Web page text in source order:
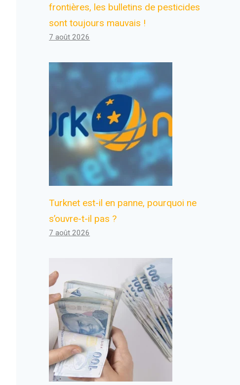
frontières, les bulletins de pesticides
sont toujours mauvais !
7 août 2026
Turknet est-il en panne, pourquoi ne
s’ouvre-t-il pas ?
7 août 2026